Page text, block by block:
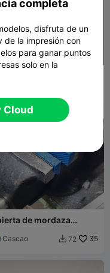
Bossard
de mordaza
para tornillo de
Cascao  72 35
completa
disfruta de un
de la impresión con
para ganar puntos
solo en la
Cloud